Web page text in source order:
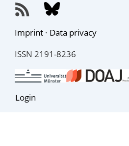
Imprint · Data privacy
ISSN 2191-8236
Login